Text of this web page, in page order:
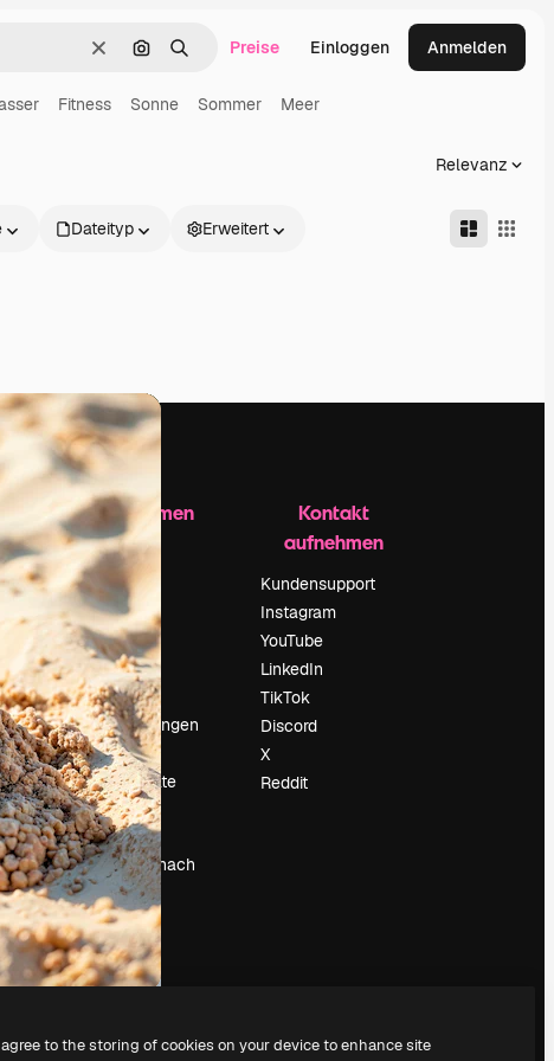
LöschenNach Bild suchen
SuchenPreise Einloggen Anmelden
Fitness Sonne Sommer Meer
Relevanz
Dateityp Erweitert
Unternehmen
Preise
Über uns
Reviews
Karriere
Suchtrends
Blog
Veranstaltungen
Slidesgo
Deine Inhalte
verkaufen
Pressesaal
Suchst du nach
magnific.ai
Kontakt
aufnehmen
Kundensupport
Instagram
YouTube
LinkedIn
TikTok
Discord
X
Reddit
to the storing of cookies on your device to enhance site